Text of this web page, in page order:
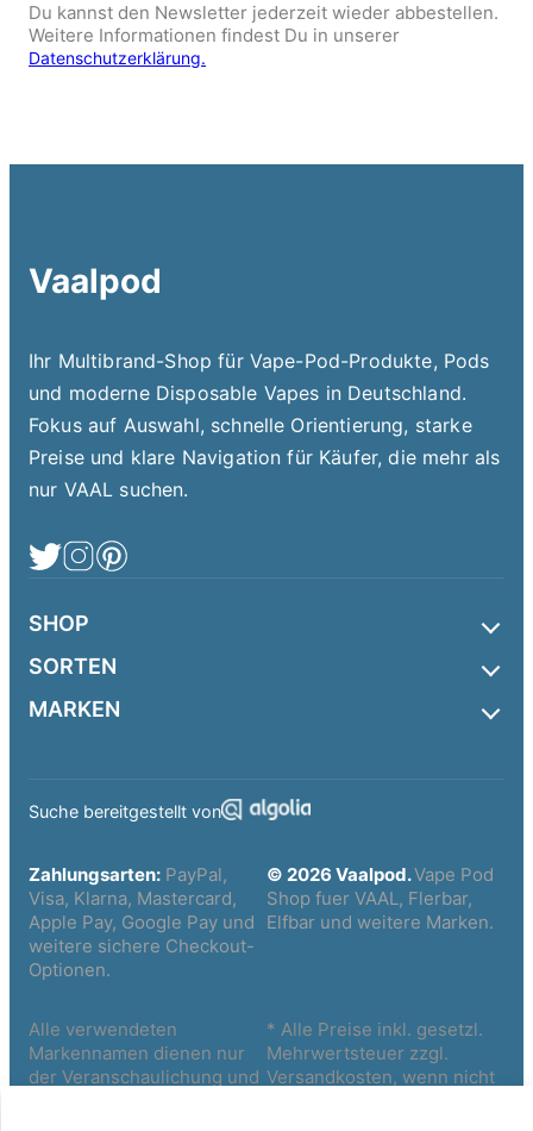
Du kannst den Newsletter jederzeit wieder abbestellen.
Weitere Informationen findest Du in unserer
Datenschutzerklärung.
Vaalpod
Ihr Multibrand-Shop für Vape-Pod-Produkte, Pods
und moderne Disposable Vapes in Deutschland.
Fokus auf Auswahl, schnelle Orientierung, starke
Preise und klare Navigation für Käufer, die mehr als
nur VAAL suchen.
SHOP
SORTEN
MARKEN
Suche bereitgestellt von
Zahlungsarten: PayPal,
Visa, Klarna, Mastercard,
Apple Pay, Google Pay und
weitere sichere Checkout-
Optionen.
© 2026 Vaalpod.Vape Pod
Shop fuer VAAL, Flerbar,
Elfbar und weitere Marken.
Alle verwendeten
Markennamen dienen nur
der Veranschaulichung und
* Alle Preise inkl. gesetzl.
Mehrwertsteuer zzgl.
Versandkosten, wenn nicht